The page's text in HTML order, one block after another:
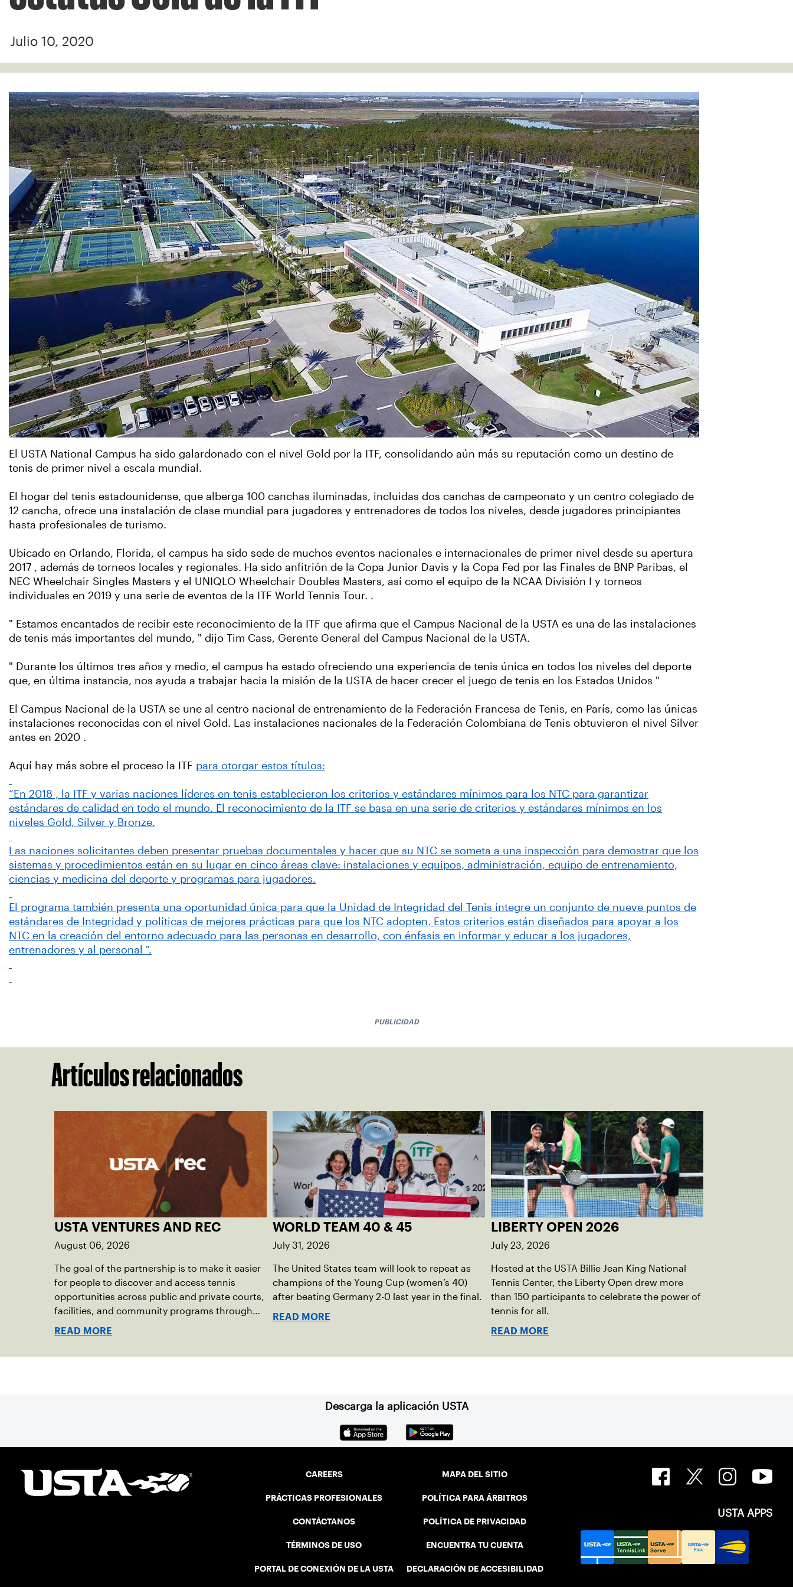
Julio 10, 2020
El USTA National Campus ha sido galardonado con el nivel Gold por la ITF, consolidando aún más su reputación como un destino de
tenis de primer nivel a escala mundial.
El hogar del tenis estadounidense, que alberga 100 canchas iluminadas, incluidas dos canchas de campeonato y un centro colegiado de
12 cancha, ofrece una instalación de clase mundial para jugadores y entrenadores de todos los niveles, desde jugadores principiantes
hasta profesionales de turismo.
Ubicado en Orlando, Florida, el campus ha sido sede de muchos eventos nacionales e internacionales de primer nivel desde su apertura
2017 , además de torneos locales y regionales. Ha sido anfitrión de la Copa Junior Davis y la Copa Fed por las Finales de BNP Paribas, el
NEC Wheelchair Singles Masters y el UNIQLO Wheelchair Doubles Masters, así como el equipo de la NCAA División I y torneos
individuales en 2019 y una serie de eventos de la ITF World Tennis Tour. .
" Estamos encantados de recibir este reconocimiento de la ITF que afirma que el Campus Nacional de la USTA es una de las instalaciones
de tenis más importantes del mundo, " dijo Tim Cass, Gerente General del Campus Nacional de la USTA.
" Durante los últimos tres años y medio, el campus ha estado ofreciendo una experiencia de tenis única en todos los niveles del deporte
que, en última instancia, nos ayuda a trabajar hacia la misión de la USTA de hacer crecer el juego de tenis en los Estados Unidos "
El Campus Nacional de la USTA se une al centro nacional de entrenamiento de la Federación Francesa de Tenis, en París, como las únicas
instalaciones reconocidas con el nivel Gold. Las instalaciones nacionales de la Federación Colombiana de Tenis obtuvieron el nivel Silver
antes en 2020 .
Aquí hay más sobre el proceso la ITF para otorgar estos títulos:
“En 2018 , la ITF y varias naciones líderes en tenis establecieron los criterios y estándares mínimos para los NTC para garantizar
estándares de calidad en todo el mundo. El reconocimiento de la ITF se basa en una serie de criterios y estándares mínimos en los
niveles Gold, Silver y Bronze.
Las naciones solicitantes deben presentar pruebas documentales y hacer que su NTC se someta a una inspección para demostrar que los
sistemas y procedimientos están en su lugar en cinco áreas clave: instalaciones y equipos, administración, equipo de entrenamiento,
ciencias y medicina del deporte y programas para jugadores.
El programa también presenta una oportunidad única para que la Unidad de Integridad del Tenis integre un conjunto de nueve puntos de
estándares de Integridad y políticas de mejores prácticas para que los NTC adopten. Estos criterios están diseñados para apoyar a los
NTC en la creación del entorno adecuado para las personas en desarrollo, con énfasis en informar y educar a los jugadores,
entrenadores y al personal ".
PUBLICIDAD
Artículos relacionados
USTA VENTURES AND REC
August 06, 2026
The goal of the partnership is to make it easier
for people to discover and access tennis
opportunities across public and private courts,
facilities, and community programs through
one connected network.
READ MORE
WORLD TEAM 40 & 45
July 31, 2026
The United States team will look to repeat as
champions of the Young Cup (women’s 40)
after beating Germany 2-0 last year in the final.
READ MORE
LIBERTY OPEN 2026
July 23, 2026
Hosted at the USTA Billie Jean King National
Tennis Center, the Liberty Open drew more
than 150 participants to celebrate the power of
tennis for all.
READ MORE
Descarga la aplicación USTA
CAREERS
PRÁCTICAS PROFESIONALES
CONTÁCTANOS
TÉRMINOS DE USO
PORTAL DE CONEXIÓN DE LA USTA
MAPA DEL SITIO
POLÍTICA PARA ÁRBITROS
POLÍTICA DE PRIVACIDAD
ENCUENTRA TU CUENTA
DECLARACIÓN DE ACCESIBILIDAD
USTA APPS